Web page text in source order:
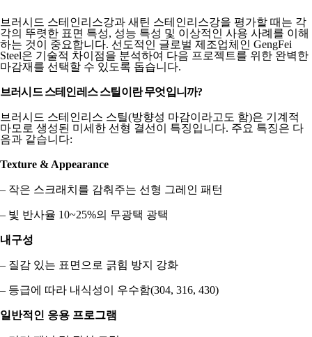
브러시드 스테인리스강과 새틴 스테인리스강을 평가할 때는 각
각의 뚜렷한 표면 특성, 성능 특성 및 이상적인 사용 사례를 이해
하는 것이 중요합니다. 선도적인 글로벌 제조업체인 GengFei
Steel은 기술적 차이점을 분석하여 다음 프로젝트를 위한 완벽한
마감재를 선택할 수 있도록 돕습니다.
브러시드 스테인레스 스틸이란 무엇입니까?
브러시드 스테인리스 스틸(방향성 마감이라고도 함)은 기계적
마모로 생성된 미세한 선형 결선이 특징입니다. 주요 특징은 다
음과 같습니다:
Texture & Appearance
– 작은 스크래치를 감춰주는 선형 그레인 패턴
– 빛 반사율 10~25%의 무광택 광택
내구성
– 질감 있는 표면으로 긁힘 방지 강화
– 등급에 따라 내식성이 우수함(304, 316, 430)
일반적인 응용 프로그램